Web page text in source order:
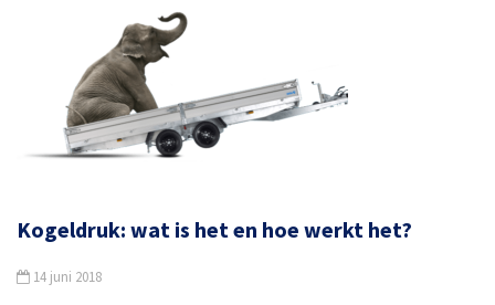
Kogeldruk: wat is het en hoe werkt het?
14 juni 2018